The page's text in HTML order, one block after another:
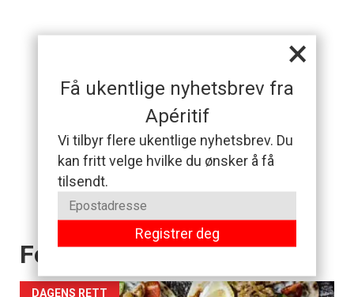
×
Få ukentlige nyhetsbrev fra
Apéritif
Vi tilbyr flere ukentlige nyhetsbrev. Du
kan fritt velge hvilke du ønsker å få
tilsendt.
Registrer deg
Forsiden akkurat nå
DAGENS RETT